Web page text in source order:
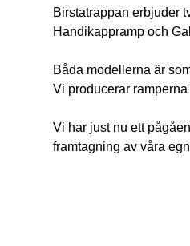
Birstatrappan erbjuder
Handikappramp och
Båda modellerna är
Vi producerar
Vi har just nu ett
framtagning av våra